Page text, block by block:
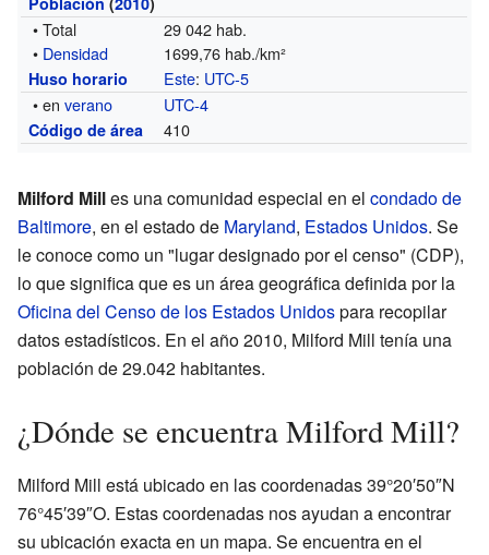
• Total
29 042 hab.
• Densidad 1699,76 hab./km²
Huso horario Este: UTC-5
• enverano UTC-4
Código de área 410
Milford Milles una comunidad especial en el condado de
Baltimore, en el estado de Maryland, Estados Unidos. Se
le conoce como un "lugar designado por el censo" (CDP),
lo que significa que es un área geográfica definida por la
Oficina del Censo de los Estados Unidospara recopilar
datos estadísticos. En el año 2010, Milford Mill tenía una
población de 29.042 habitantes.
¿Dónde se encuentra Milford Mill?
Milford Mill está ubicado en las coordenadas 39°20′50″N
76°45′39″O. Estas coordenadas nos ayudan a encontrar
su ubicación exacta en un mapa. Se encuentra en el